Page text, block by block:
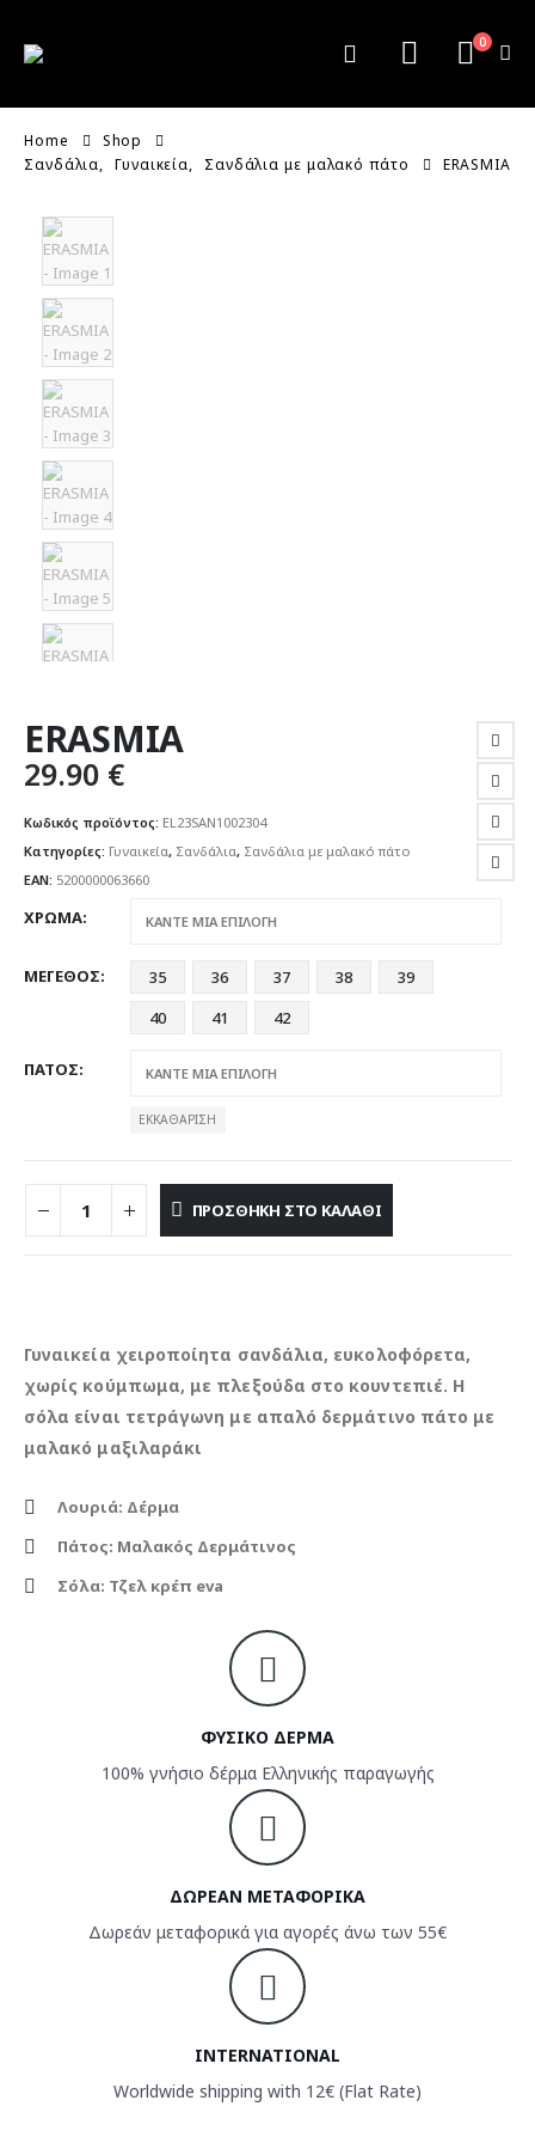
0
Home
Shop
Σανδάλια, Γυναικεία, Σανδάλια με μαλακό πάτο ERASMIA
ERASMIA
29.90 €
Κωδικός προϊόντος: EL23SAN1002304
Κατηγορίες: Γυναικεία, Σανδάλια, Σανδάλια με μαλακό πάτο
EAN: 5200000063660
ΧΡΩΜΑ
ΜΕΓΕΘΟΣ 35 36 37 38
39
40
41 42
ΠΑΤΟΣ
ΕΚΚΑΘΆΡΙΣΗ
ΠΡΟΣΘΉΚΗ ΣΤΟ ΚΑΛΆΘΙ
Γυναικεία χειροποίητα σανδάλια, ευκολοφόρετα,
χωρίς κούμπωμα, με πλεξούδα στο κουντεπιέ. Η
σόλα είναι τετράγωνη με απαλό δερμάτινο πάτο με
μαλακό μαξιλαράκι
Λουριά: Δέρμα
Πάτος: Μαλακός Δερμάτινος
Σόλα: Τζελ κρέπ eva
ΦΥΣΙΚΟ ΔΕΡΜΑ
100% γνήσιο δέρμα Ελληνικής παραγωγής
ΔΩΡΕΑΝ ΜΕΤΑΦΟΡΙΚΑ
Δωρεάν μεταφορικά για αγορές άνω των 55€
INTERNATIONAL
Worldwide shipping with 12€ (Flat Rate)